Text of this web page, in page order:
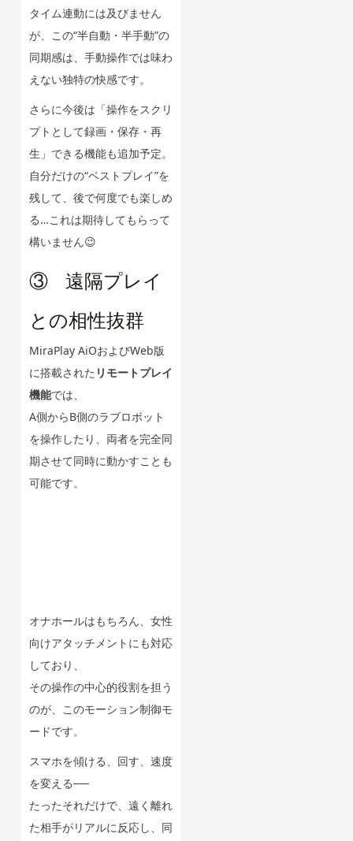
タイム連動には及びません
が、この“半自動・半手動”の
同期感は、手動操作では味わ
えない独特の快感です。
さらに今後は「操作をスクリ
プトとして録画・保存・再
生」できる機能も追加予定。
自分だけの“ベストプレイ”を
残して、後で何度でも楽しめ
る…これは期待してもらって
構いません😉
③ 遠隔プレイ
との相性抜群
MiraPlay AiOおよびWeb版
に搭載された リモートプレイ
機能では、
A側からB側のラブロボット
を操作したり、両者を完全同
期させて同時に動かすことも
可能です。
オナホールはもちろん、女性
向けアタッチメントにも対応
しており、
その操作の中心的役割を担う
のが、このモーション制御モ
ードです。
スマホを傾ける、回す、速度
を変える──
たったそれだけで、遠く離れ
た相手がリアルに反応し、同